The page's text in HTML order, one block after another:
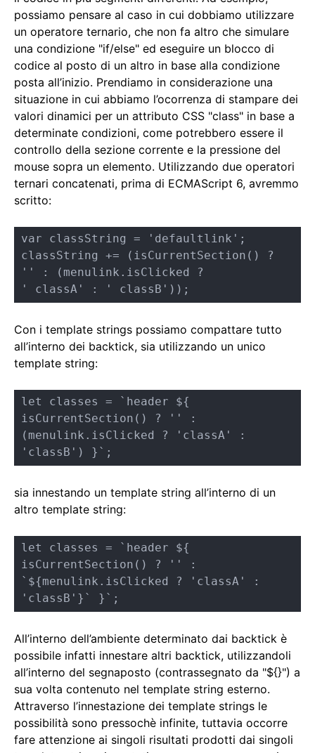
possiamo pensare al caso in cui dobbiamo utilizzare
un operatore ternario, che non fa altro che simulare
una condizione "if/else" ed eseguire un blocco di
codice al posto di un altro in base alla condizione
posta all’inizio. Prendiamo in considerazione una
situazione in cui abbiamo l’ocorrenza di stampare dei
valori dinamici per un attributo CSS "class" in base a
determinate condizioni, come potrebbero essere il
controllo della sezione corrente e la pressione del
mouse sopra un elemento. Utilizzando due operatori
ternari concatenati, prima di ECMAScript 6, avremmo
scritto:
var classString = 'defaultlink';
classString += (isCurrentSection() ?
'' : (menulink.isClicked ?
' classA' : ' classB'));
Con i template strings possiamo compattare tutto
all’interno dei backtick, sia utilizzando un unico
template string:
let classes = `header ${
isCurrentSection() ? '' :
(menulink.isClicked ? 'classA' :
'classB') }`;
sia innestando un template string all’interno di un
altro template string:
let classes = `header ${
isCurrentSection() ? '' :
`${menulink.isClicked ? 'classA' :
'classB'}` }`;
All’interno dell’ambiente determinato dai backtick è
possibile infatti innestare altri backtick, utilizzandoli
all’interno del segnaposto (contrassegnato da "${}") a
sua volta contenuto nel template string esterno.
Attraverso l’innestazione dei template strings le
possibilità sono pressochè infinite, tuttavia occorre
fare attenzione ai singoli risultati prodotti dai singoli